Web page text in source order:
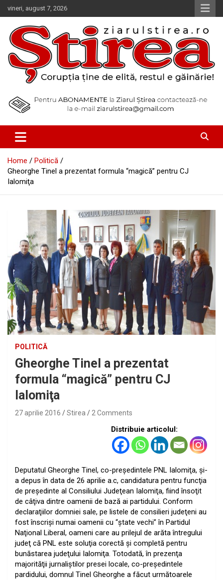
Skip
to
content
vineri, august 7, 2026
Ziarul Știrea
Home
Politică
Gheorghe Tinel a prezentat formula “magică” pentru CJ
Ialomiţa
POLITICĂ
Gheorghe Tinel a prezentat
formula “magică” pentru CJ
Ialomiţa
27 aprilie 2016 Stirea 2 Comments
Distribuie articolul:
Deputatul Gheorghe Tinel, co-preşedintele PNL Ialomiţa, şi-
a depus în data de 26 aprilie a.c, candidatura pentru funcţia
de preşedinte al Consiliului Judeţean Ialomiţa, fiind însoţit
de câţiva dintre oamenii de bază ai partidului. Conform
declaraţiilor domniei sale, pe listele de consilieri judeţeni au
fost înscrişi numai oamenii cu “ştate vechi” în Partidul
Naţional Liberal, oameni care au prilejul de arăta întregului
judeţ că PNL este soluţia corectă şi completă pentru
bunăstarea judeţului Ialomiţa. Totodată, în prezenţa
majorităţii jurnaliştilor presei locale, co-preşedintele
pardidului, domnul Tinel Gheorghe a făcut următoarele